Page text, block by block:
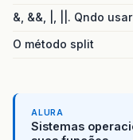
&, &&, |, ||. Qndo
O método split
ALURA
Sistemas